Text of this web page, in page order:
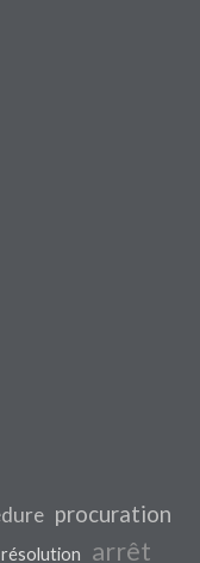
procuration
résolution arrêt